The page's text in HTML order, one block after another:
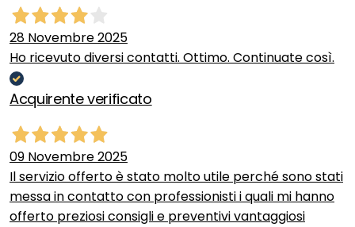
28 Novembre 2025
Ho ricevuto diversi contatti. Ottimo. Continuate così.
Acquirente verificato
09 Novembre 2025
Il servizio offerto è stato molto utile perché sono stati
messa in contatto con professionisti i quali mi hanno
offerto preziosi consigli e preventivi vantaggiosi